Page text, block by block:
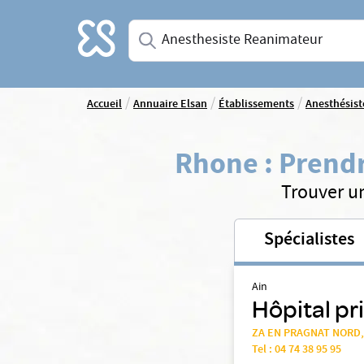
Accueil Saisissez une spécialité ou un service
Accueil/Annuaire Elsan/Établissements/
Rhone :
Trouver
Spécialistes
Ain
Hôpital
ZA EN PRAGNAT
Tel :04 74 38 95 95